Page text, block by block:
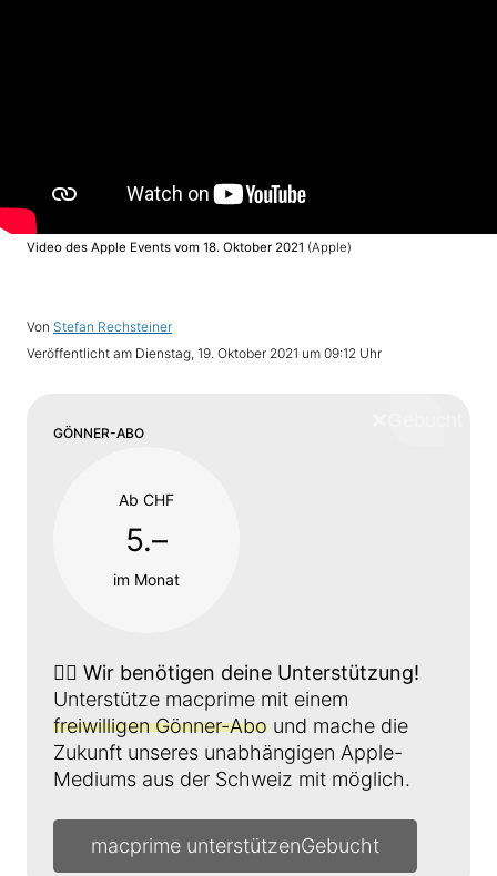
Video des Apple Events vom 18. Oktober 2021 (Apple)
Von Stefan Rechsteiner
Veröffentlicht am Dienstag, 19. Oktober 2021 um 09:12 Uhr
GÖNNER-ABO
Ab CHF
5.–
im Monat
👉🏼 Wir benötigen deine Unterstützung!
Unterstütze macprime mit einem
freiwilligen Gönner-Abo und mache die
Zukunft unseres unabhängigen Apple-
Mediums aus der Schweiz mit möglich.
macprime unterstützen